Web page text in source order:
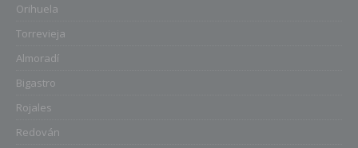
Orihuela
Torrevieja
Almoradí
Bigastro
Rojales
Redován